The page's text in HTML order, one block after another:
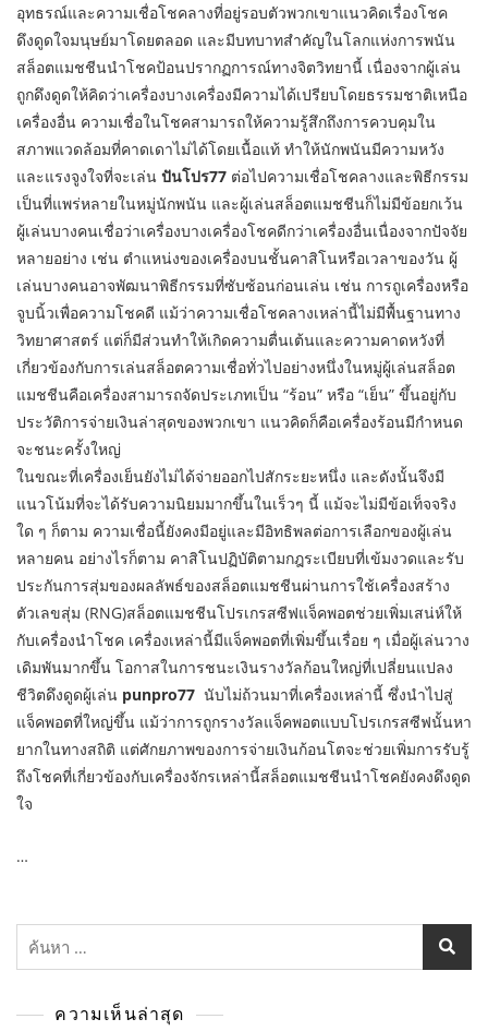
อุทธรณ์และความเชื่อโชคลางที่อยู่รอบตัวพวกเขาแนวคิดเรื่องโชค
ดึงดูดใจมนุษย์มาโดยตลอด และมีบทบาทสำคัญในโลกแห่งการพนัน
สล็อตแมชชีนนำโชคป้อนปรากฏการณ์ทางจิตวิทยานี้ เนื่องจากผู้เล่น
ถูกดึงดูดให้คิดว่าเครื่องบางเครื่องมีความได้เปรียบโดยธรรมชาติเหนือ
เครื่องอื่น ความเชื่อในโชคสามารถให้ความรู้สึกถึงการควบคุมใน
สภาพแวดล้อมที่คาดเดาไม่ได้โดยเนื้อแท้ ทำให้นักพนันมีความหวัง
และแรงจูงใจที่จะเล่น ปันโปร77 ต่อไปความเชื่อโชคลางและพิธีกรรม
เป็นที่แพร่หลายในหมู่นักพนัน และผู้เล่นสล็อตแมชชีนก็ไม่มีข้อยกเว้น
ผู้เล่นบางคนเชื่อว่าเครื่องบางเครื่องโชคดีกว่าเครื่องอื่นเนื่องจากปัจจัย
หลายอย่าง เช่น ตำแหน่งของเครื่องบนชั้นคาสิโนหรือเวลาของวัน ผู้
เล่นบางคนอาจพัฒนาพิธีกรรมที่ซับซ้อนก่อนเล่น เช่น การถูเครื่องหรือ
จูบนิ้วเพื่อความโชคดี แม้ว่าความเชื่อโชคลางเหล่านี้ไม่มีพื้นฐานทาง
วิทยาศาสตร์ แต่ก็มีส่วนทำให้เกิดความตื่นเต้นและความคาดหวังที่
เกี่ยวข้องกับการเล่นสล็อตความเชื่อทั่วไปอย่างหนึ่งในหมู่ผู้เล่นสล็อต
แมชชีนคือเครื่องสามารถจัดประเภทเป็น “ร้อน” หรือ “เย็น” ขึ้นอยู่กับ
ประวัติการจ่ายเงินล่าสุดของพวกเขา แนวคิดก็คือเครื่องร้อนมีกำหนด
จะชนะครั้งใหญ่
ในขณะที่เครื่องเย็นยังไม่ได้จ่ายออกไปสักระยะหนึ่ง และดังนั้นจึงมี
แนวโน้มที่จะได้รับความนิยมมากขึ้นในเร็วๆ นี้ แม้จะไม่มีข้อเท็จจริง
ใด ๆ ก็ตาม ความเชื่อนี้ยังคงมีอยู่และมีอิทธิพลต่อการเลือกของผู้เล่น
หลายคน อย่างไรก็ตาม คาสิโนปฏิบัติตามกฎระเบียบที่เข้มงวดและรับ
ประกันการสุ่มของผลลัพธ์ของสล็อตแมชชีนผ่านการใช้เครื่องสร้าง
ตัวเลขสุ่ม (RNG)สล็อตแมชชีนโปรเกรสซีฟแจ็คพอตช่วยเพิ่มเสน่ห์ให้
กับเครื่องนำโชค เครื่องเหล่านี้มีแจ็คพอตที่เพิ่มขึ้นเรื่อย ๆ เมื่อผู้เล่นวาง
เดิมพันมากขึ้น โอกาสในการชนะเงินรางวัลก้อนใหญ่ที่เปลี่ยนแปลง
ชีวิตดึงดูดผู้เล่น punpro77 นับไม่ถ้วนมาที่เครื่องเหล่านี้ ซึ่งนำไปสู่
แจ็คพอตที่ใหญ่ขึ้น แม้ว่าการถูกรางวัลแจ็คพอตแบบโปรเกรสซีฟนั้นหา
ยากในทางสถิติ แต่ศักยภาพของการจ่ายเงินก้อนโตจะช่วยเพิ่มการรับรู้
ถึงโชคที่เกี่ยวข้องกับเครื่องจักรเหล่านี้สล็อตแมชชีนนำโชคยังคงดึงดูด
ใจ
…
ค้นหา
ความเห็นล่าสุด